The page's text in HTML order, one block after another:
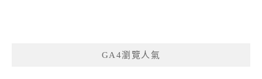
GA4瀏覽人氣